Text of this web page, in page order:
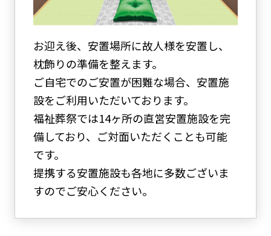
お迎え後、安置場所に故人様を安置し、
枕飾りの準備を整えます。
ご自宅でのご安置が困難な場合、安置施
設をご利用いただいております。
福祉葬祭では14ヶ所の直営安置施設を完
備しており、ご対面いただくことも可能
です。
提携する安置施設も各地に多数ございま
すのでご安心ください。